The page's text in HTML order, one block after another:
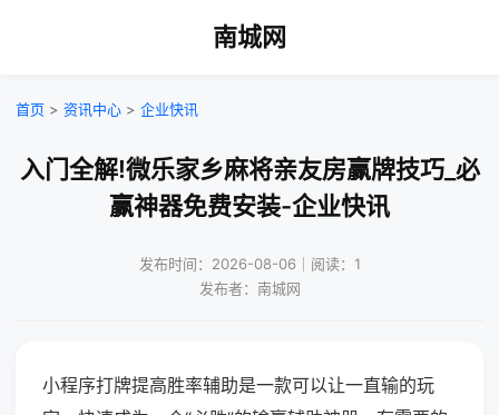
南城网
首页 > 资讯中心 > 企业快讯
入门全解!微乐家乡麻将亲友房赢牌技巧_必
赢神器免费安装-企业快讯
发布时间：2026-08-06｜阅读：1
发布者：南城网
小程序打牌提高胜率辅助是一款可以让一直输的玩